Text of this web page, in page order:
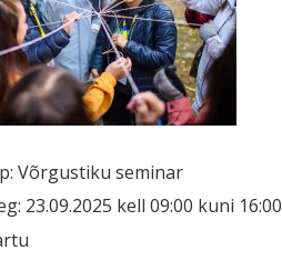
Võrgustiku seminar
23.09.2025 kell 09:00 kuni 16:00